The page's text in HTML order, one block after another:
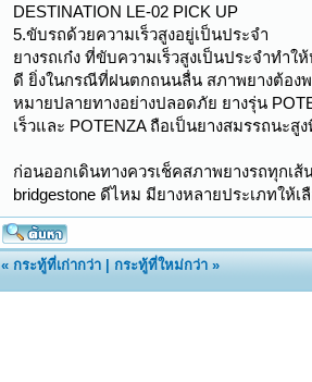
DESTINATION LE-02 PICK UP
5.ขับรถด้วยความเร็วสูงอยู่เป็นประจำ
ยางรถเก๋ง ที่ขับความเร็วสูงเป็นประจำทำ
ดี ยิ่งในกรณีที่ฝนตกถนนลื่น สภาพยางต้อง
หมายปลายทางอย่างปลอดภัย ยางรุ่น
เร็วและ POTENZA ถือเป็นยางสมรรถนะ
ก่อนออกเดินทางควรเช็คสภาพยางรถทุกเ
bridgestone ดีไหม มียางหลายประเภทให้
«กระทู้ที่เก่ากว่า |กระทู้ที่ใหม่กว่า »